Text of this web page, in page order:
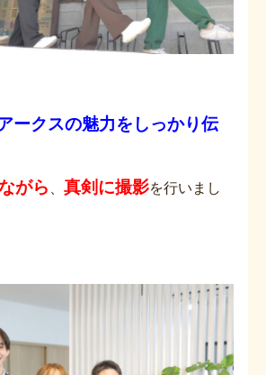
ークスの魅力をしっかり伝
がら
真剣に撮影を行いまし